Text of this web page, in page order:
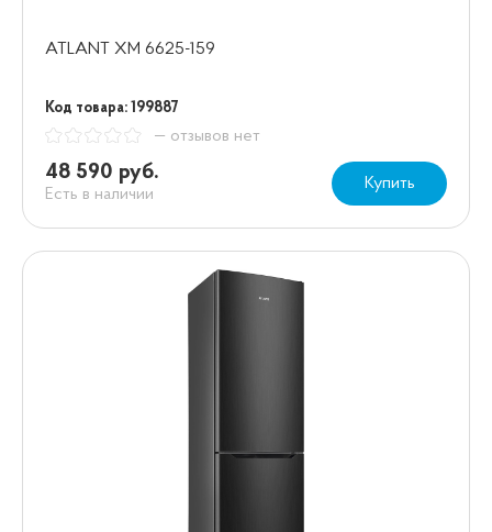
ATLANT ХМ 6625-159
Код товара: 199887
— отзывов нет
48 590 руб.
Есть в наличии
Купить